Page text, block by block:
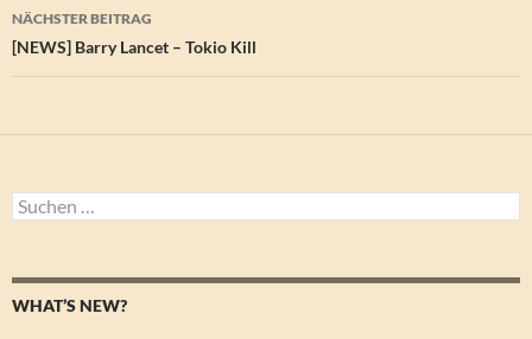
NÄCHSTER BEITRAG
[NEWS] Barry Lancet – Tokio Kill
Suchen
nach:
WHAT’S NEW?